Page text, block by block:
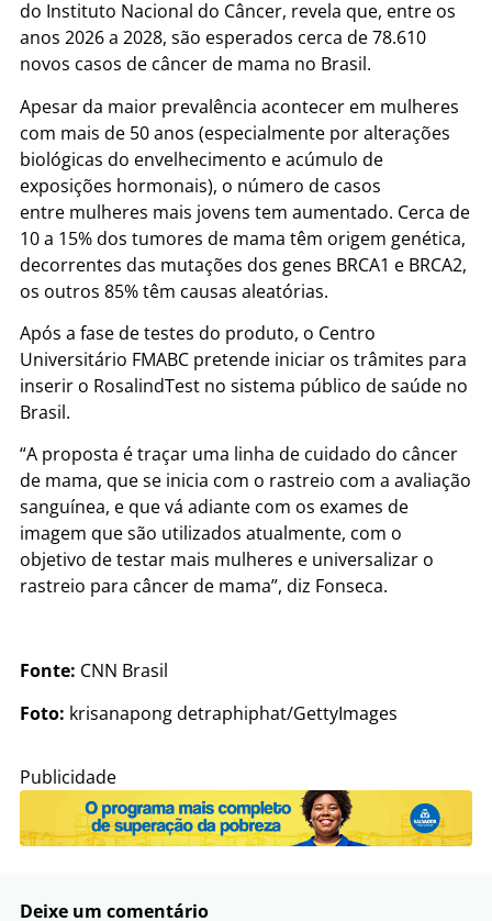
do Instituto Nacional do Câncer, revela que, entre os
anos 2026 a 2028, são esperados cerca de 78.610
novos casos de câncer de mama no Brasil.
Apesar da maior prevalência acontecer em mulheres
com mais de 50 anos (especialmente por alterações
biológicas do envelhecimento e acúmulo de
exposições hormonais), o número de casos
entre mulheres mais jovens tem aumentado. Cerca de
10 a 15% dos tumores de mama têm origem genética,
decorrentes das mutações dos genes BRCA1 e BRCA2,
os outros 85% têm causas aleatórias.
Após a fase de testes do produto, o Centro
Universitário FMABC pretende iniciar os trâmites para
inserir o RosalindTest no sistema público de saúde no
Brasil.
“A proposta é traçar uma linha de cuidado do câncer
de mama, que se inicia com o rastreio com a avaliação
sanguínea, e que vá adiante com os exames de
imagem que são utilizados atualmente, com o
objetivo de testar mais mulheres e universalizar o
rastreio para câncer de mama”, diz Fonseca.
Fonte: CNN Brasil
Foto: krisanapong detraphiphat/GettyImages
Publicidade
Deixe um comentário